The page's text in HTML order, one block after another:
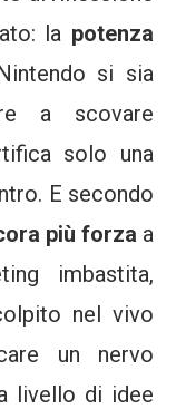
la potenza
si sia
a scovare
solo una
E secondo
più forza a
imbastita,
nel vivo
un nervo
livello di idee